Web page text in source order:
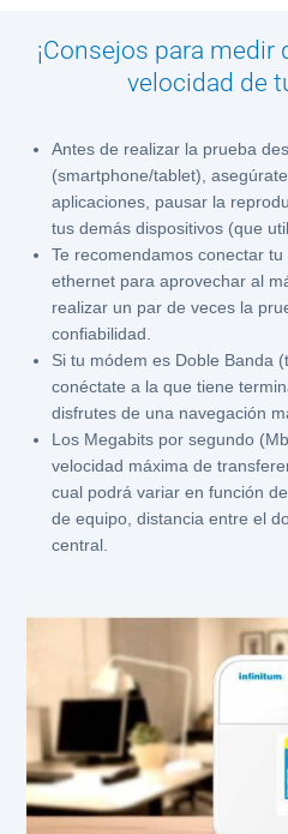
Paga
tu
Ayuda
Centros
de
Atención
Telmex
-
Sitios
WiFi
¡Consejos para
velocidad de
Antes de realizar la prueba
(smartphone/tablet),
aplicaciones, pausar la
tus demás dispositivos (que
Te recomendamos conectar
ethernet para aprovechar al
realizar un par de veces la
confiabilidad.
Si tu módem es Doble Banda
conéctate a la que tiene
disfrutes de una navegación
Los Megabits por segundo
velocidad máxima de
cual podrá variar en función
de equipo, distancia entre el
central.